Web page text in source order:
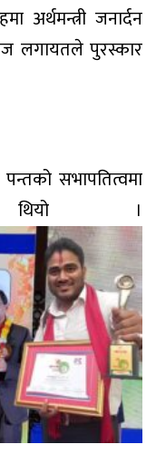
अर्थमन्त्री जनार्दन
लगायतले पुरस्कार
सभापतित्वमा
।